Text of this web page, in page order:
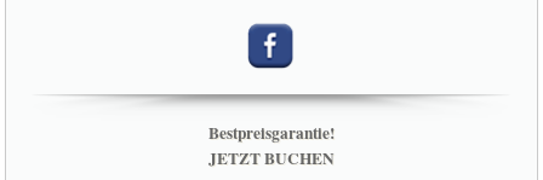
Bestpreisgarantie!
JETZT BUCHEN